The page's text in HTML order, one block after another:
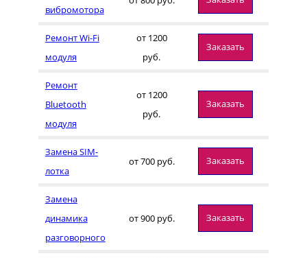
вибромотора
Ремонт Wi-Fi
модуля
от 1200
руб.
Заказать
Ремонт
Bluetooth
модуля
от 1200
руб.
Заказать
Замена SIM-
лотка
от 700 руб. Заказать
Замена
динамика
разговорного
от 900 руб. Заказать